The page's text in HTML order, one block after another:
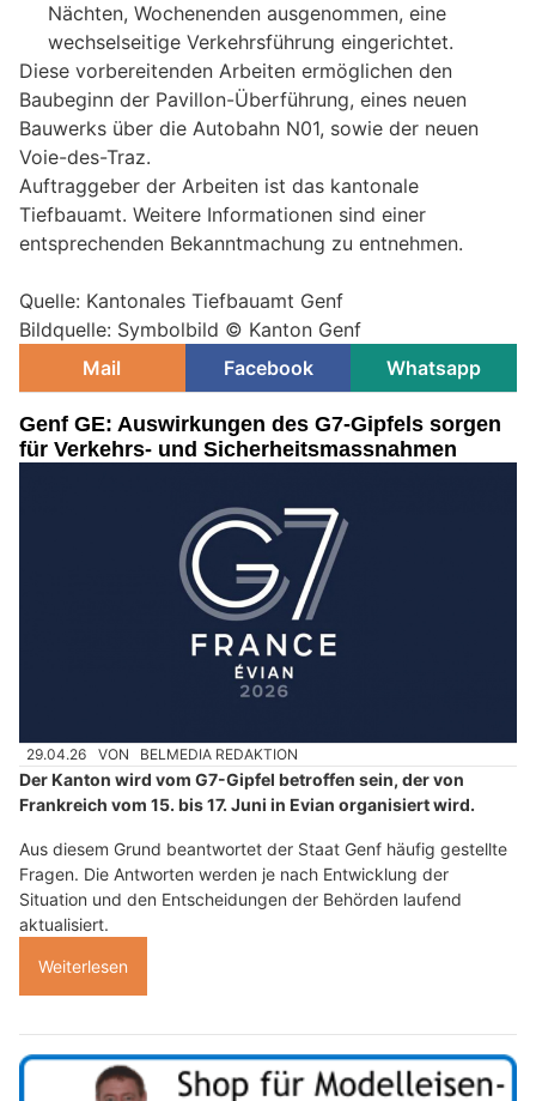
Nächten, Wochenenden ausgenommen, eine
wechselseitige Verkehrsführung eingerichtet.
Diese vorbereitenden Arbeiten ermöglichen den
Baubeginn der Pavillon-Überführung, eines neuen
Bauwerks über die Autobahn N01, sowie der neuen
Voie-des-Traz.
Auftraggeber der Arbeiten ist das kantonale
Tiefbauamt. Weitere Informationen sind einer
entsprechenden Bekanntmachung zu entnehmen.
Quelle: Kantonales Tiefbauamt Genf
Bildquelle: Symbolbild © Kanton Genf
Mail
Facebook Whatsapp
Genf GE: Auswirkungen des G7-Gipfels sorgen
für Verkehrs- und Sicherheitsmassnahmen
29.04.26 VON BELMEDIA REDAKTION
Der Kanton wird vom G7-Gipfel betroffen sein, der von
Frankreich vom 15. bis 17. Juni in Evian organisiert wird.
Aus diesem Grund beantwortet der Staat Genf häufig gestellte
Fragen. Die Antworten werden je nach Entwicklung der
Situation und den Entscheidungen der Behörden laufend
aktualisiert.
Weiterlesen